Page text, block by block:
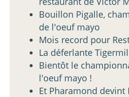
Bouillon Pigalle,
de l'oeuf mayo
Mois record pour
La déferlante
Bientôt le
l'oeuf mayo !
Et Pharamond